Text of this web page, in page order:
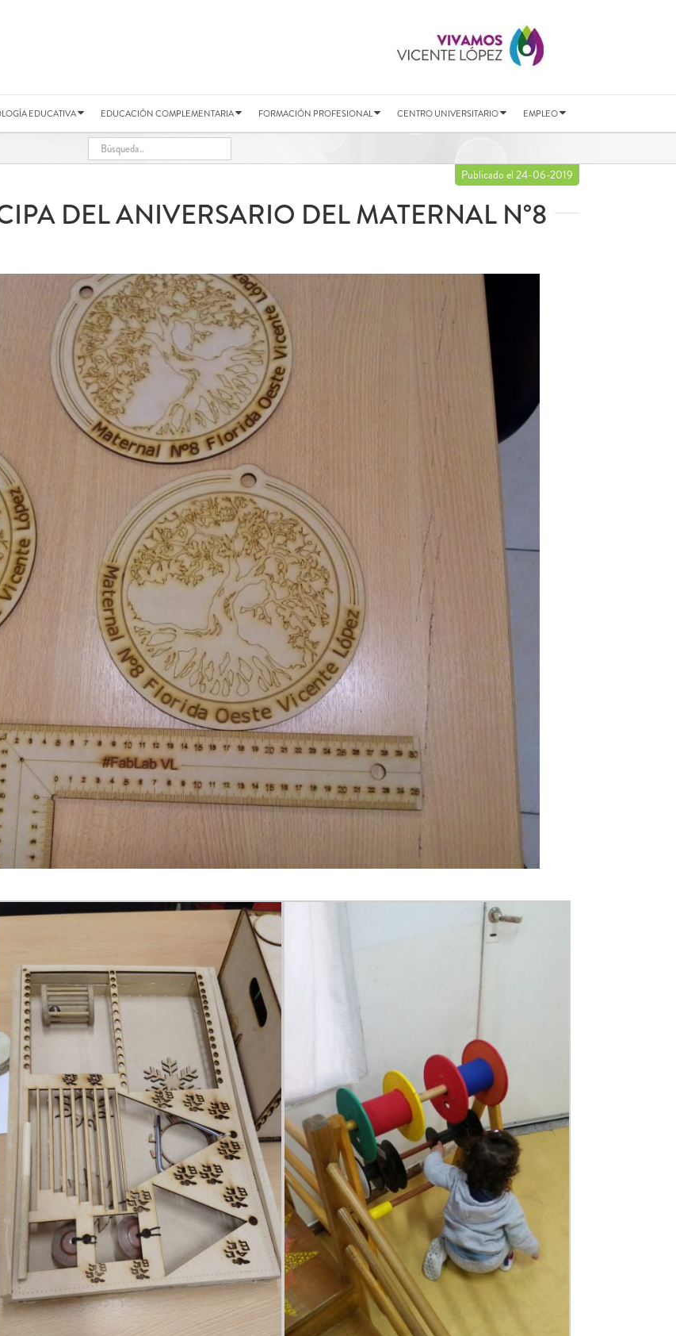
EDUCATIVA EDUCACIÓN COMPLEMENTARIA FORMACIÓN PROFESIONAL CENTRO UNIVERSITARIO EMPLEO
Publicado el 24-06-2019
DEL ANIVERSARIO DEL MATERNAL N°8